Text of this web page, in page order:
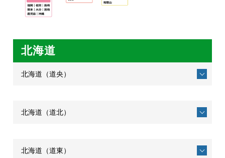
北海道
北海道（道央）
北海道（道北）
北海道（道東）